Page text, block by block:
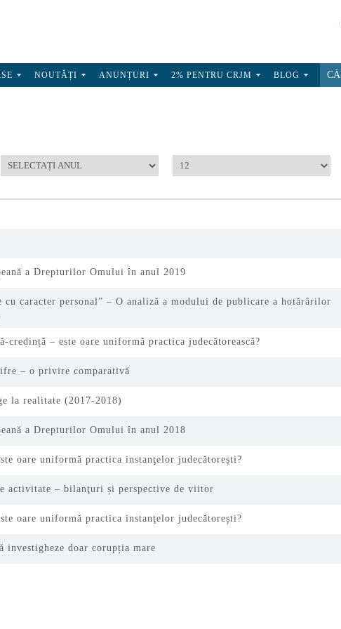
NOUTĂȚI ANUNȚURI 2% PENTRU CRJM BLOG
a Drepturilor Omului în anul 2019
cu caracter personal” – O analiză a modului de publicare a hotărârilor
– este oare uniformă practica judecătorească?
– o privire comparativă
la realitate (2017-2018)
a Drepturilor Omului în anul 2018
oare uniformă practica instanţelor judecătorești?
activitate – bilanţuri și perspective de viitor
oare uniformă practica instanţelor judecătorești?
investigheze doar corupția mare